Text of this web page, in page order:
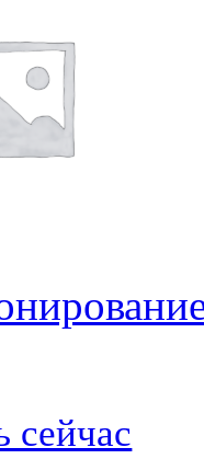
сейчас